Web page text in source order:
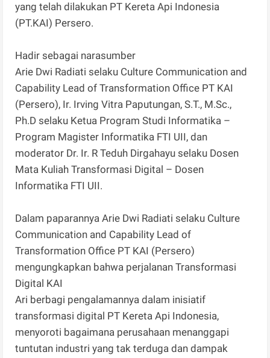
yang telah dilakukan PT Kereta Api Indonesia
(PT.KAI) Persero.
Hadir sebagai narasumber
Arie Dwi Radiati selaku Culture Communication and
Capability Lead of Transformation Office PT KAI
(Persero), Ir. Irving Vitra Paputungan, S.T., M.Sc.,
Ph.D selaku Ketua Program Studi Informatika –
Program Magister Informatika FTI UII, dan
moderator Dr. Ir. R Teduh Dirgahayu selaku Dosen
Mata Kuliah Transformasi Digital – Dosen
Informatika FTI UII.
Dalam paparannya Arie Dwi Radiati selaku Culture
Communication and Capability Lead of
Transformation Office PT KAI (Persero)
mengungkapkan bahwa perjalanan Transformasi
Digital KAI
Ari berbagi pengalamannya dalam inisiatif
transformasi digital PT Kereta Api Indonesia,
menyoroti bagaimana perusahaan menanggapi
tuntutan industri yang tak terduga dan dampak